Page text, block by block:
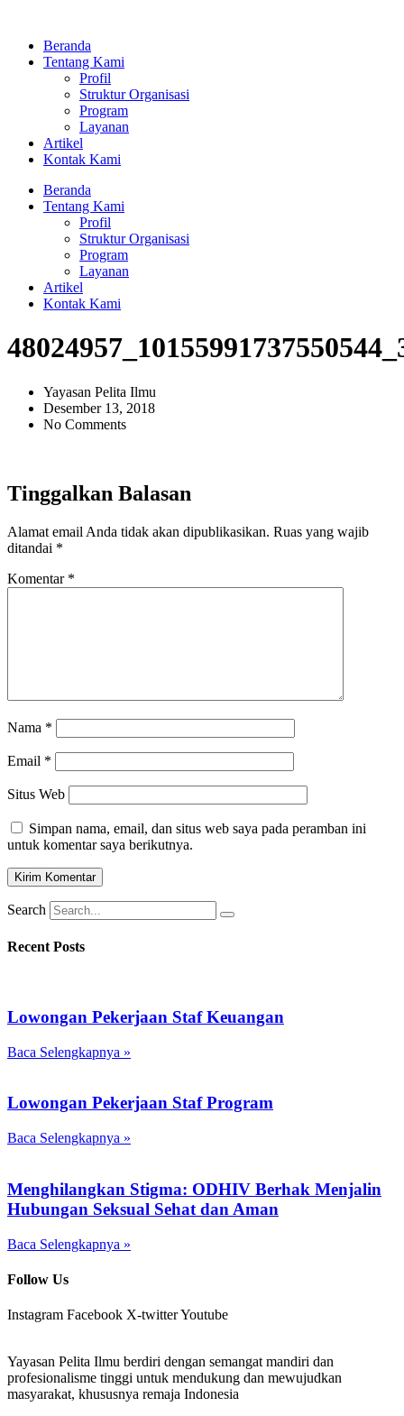
kontenBeranda
Tentang Kami
Profil
Struktur Organisasi
Program
Layanan
Artikel
Kontak Kami
Beranda
Tentang Kami
Profil
Struktur Organisasi
Program
Layanan
Artikel
Kontak Kami
Yayasan Pelita Ilmu
Desember 13, 2018
No Comments
Tinggalkan Balasan
Alamat email Anda tidak akan dipublikasikan. Ruas yang wajib
ditandai *
Komentar *
Nama *
Email *
Situs Web
Simpan nama, email, dan situs web saya pada peramban ini
untuk komentar saya berikutnya.
Search
Recent Posts
Lowongan Pekerjaan Staf Keuangan
Baca Selengkapnya »
Lowongan Pekerjaan Staf Program
Baca Selengkapnya »
Menghilangkan Stigma: ODHIV Berhak Menjalin
Hubungan Seksual Sehat dan Aman
Baca Selengkapnya »
Follow Us
Instagram Facebook X-twitterYoutube
Yayasan Pelita Ilmu berdiri dengan semangat mandiri dan
profesionalisme tinggi untuk mendukung dan mewujudkan
masyarakat, khususnya remaja Indonesia